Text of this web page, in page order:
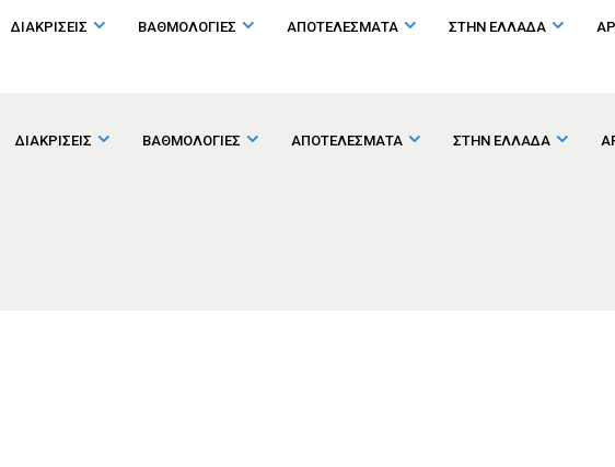
ΔΙΑΚΡΙΣΕΙΣ ΒΑΘΜΟΛΟΓΙΕΣ ΑΠΟΤΕΛΕΣΜΑΤΑ ΣΤΗΝ ΕΛΛΑΔΑ
ΔΙΑΚΡΙΣΕΙΣ ΒΑΘΜΟΛΟΓΙΕΣ ΑΠΟΤΕΛΕΣΜΑΤΑ ΣΤΗΝ ΕΛΛΑΔΑ